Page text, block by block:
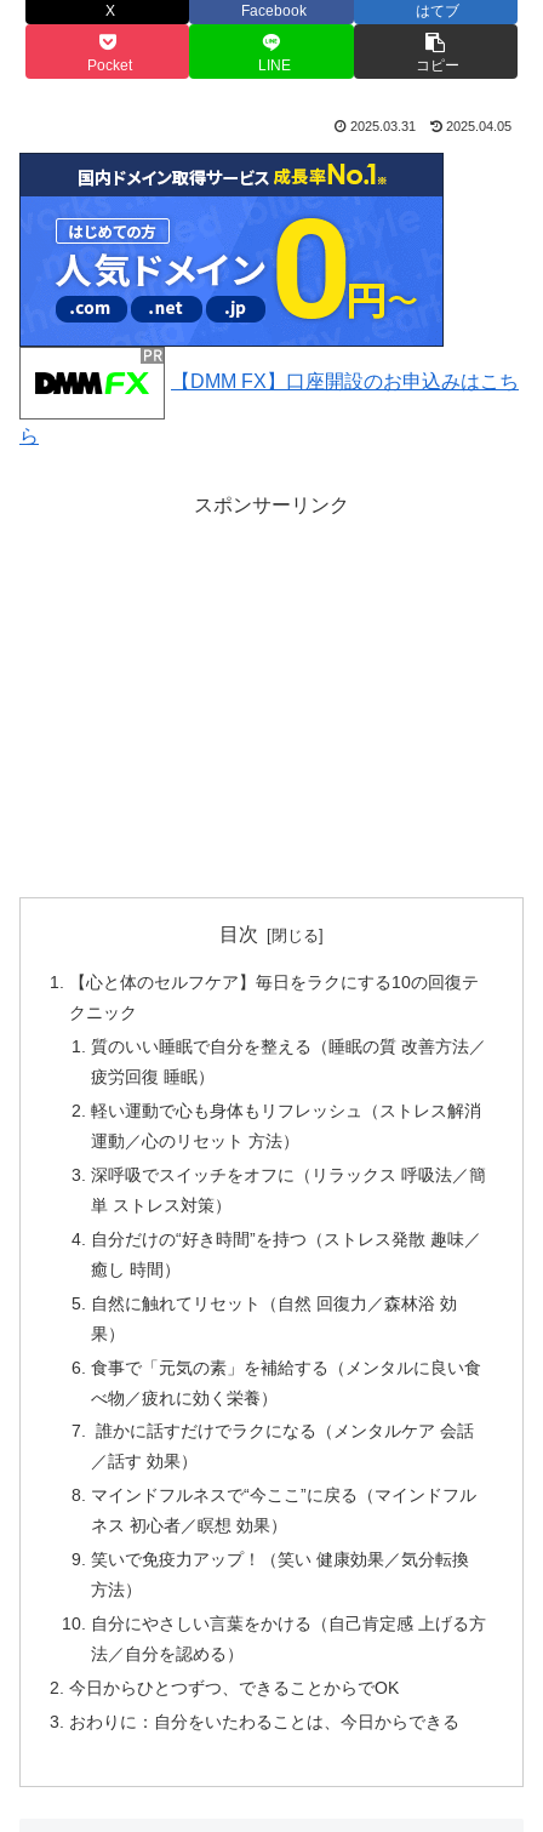
X Facebook はてブ
Pocket LINE コピー
2025.03.31 2025.04.05
【DMM FX】口座開設のお申込みはこち
ら
スポンサーリンク
目次
【心と体のセルフケア】毎日をラクにする10の回復テ
クニック
質のいい睡眠で自分を整える（睡眠の質 改善方法／
疲労回復 睡眠）
軽い運動で心も身体もリフレッシュ（ストレス解消
運動／心のリセット 方法）
深呼吸でスイッチをオフに（リラックス 呼吸法／簡
単 ストレス対策）
自分だけの“好き時間”を持つ（ストレス発散 趣味／
癒し 時間）
自然に触れてリセット（自然 回復力／森林浴 効
果）
食事で「元気の素」を補給する（メンタルに良い食
べ物／疲れに効く栄養）
誰かに話すだけでラクになる（メンタルケア 会話
／話す 効果）
マインドフルネスで“今ここ”に戻る（マインドフル
ネス 初心者／瞑想 効果）
笑いで免疫力アップ！（笑い 健康効果／気分転換
方法）
自分にやさしい言葉をかける（自己肯定感 上げる方
法／自分を認める）
今日からひとつずつ、できることからでOK
おわりに：自分をいたわることは、今日からできる